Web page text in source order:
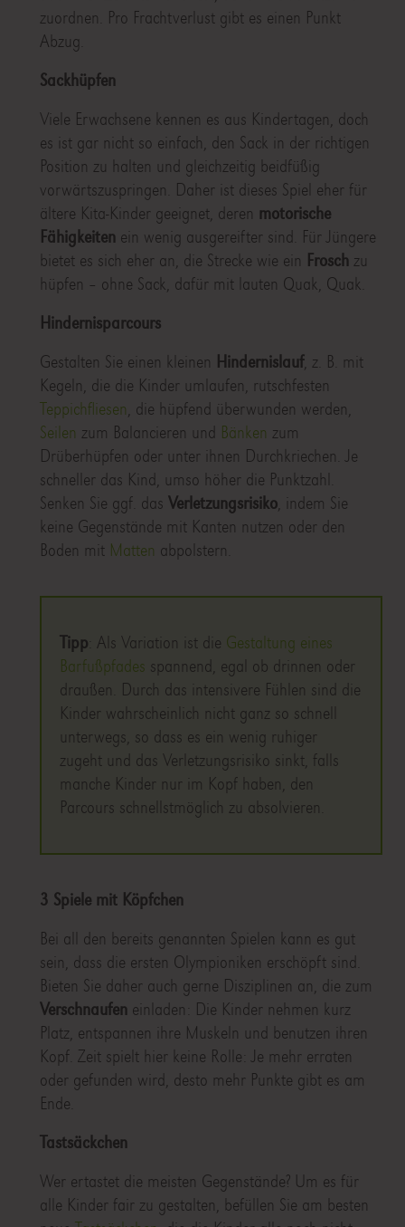
zuordnen. Pro Frachtverlust gibt es einen Punkt
Abzug.
Sackhüpfen
Viele Erwachsene kennen es aus Kindertagen, doch
es ist gar nicht so einfach, den Sack in der richtigen
Position zu halten und gleichzeitig beidfüßig
vorwärtszuspringen. Daher ist dieses Spiel eher für
ältere Kita-Kinder geeignet, deren motorische
Fähigkeiten ein wenig ausgereifter sind. Für Jüngere
bietet es sich eher an, die Strecke wie ein Frosch zu
hüpfen – ohne Sack, dafür mit lauten Quak, Quak.
Hindernisparcours
Gestalten Sie einen kleinen Hindernislauf, z. B. mit
Kegeln, die die Kinder umlaufen, rutschfesten
Teppichfliesen , die hüpfend überwunden werden,
Seilen zum Balancieren und Bänken zum
Drüberhüpfen oder unter ihnen Durchkriechen. Je
schneller das Kind, umso höher die Punktzahl.
Senken Sie ggf. das Verletzungsrisiko, indem Sie
keine Gegenstände mit Kanten nutzen oder den
Boden mit Matten abpolstern.
Tipp : Als Variation ist die Gestaltung eines
Barfußpfades spannend, egal ob drinnen oder
draußen. Durch das intensivere Fühlen sind die
Kinder wahrscheinlich nicht ganz so schnell
unterwegs, so dass es ein wenig ruhiger
zugeht und das Verletzungsrisiko sinkt, falls
manche Kinder nur im Kopf haben, den
Parcours schnellstmöglich zu absolvieren.
3 Spiele mit Köpfchen
Bei all den bereits genannten Spielen kann es gut
sein, dass die ersten Olympioniken erschöpft sind.
Bieten Sie daher auch gerne Disziplinen an, die zum
Verschnaufen einladen: Die Kinder nehmen kurz
Platz, entspannen ihre Muskeln und benutzen ihren
Kopf. Zeit spielt hier keine Rolle: Je mehr erraten
oder gefunden wird, desto mehr Punkte gibt es am
Ende.
Tastsäckchen
Wer ertastet die meisten Gegenstände? Um es für
alle Kinder fair zu gestalten, befüllen Sie am besten